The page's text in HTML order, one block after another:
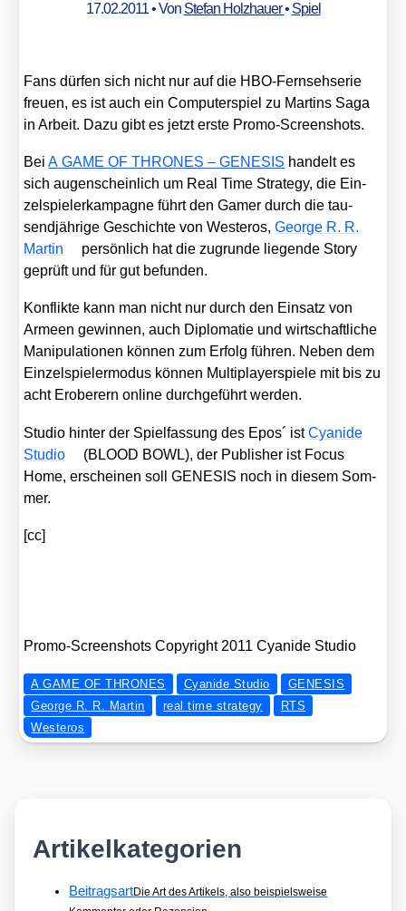
17.02.2011• Von Stefan Holzhauer• Spiel
Fans dür­fen sich nicht nur auf die HBO-Fern­seh­se­rie
freu­en, es ist auch ein Com­pu­ter­spiel zu Mar­tins Saga
in Arbeit. Dazu gibt es jetzt ers­te Pro­mo-Screen­shots.
BeiA GAME OF THRONES – GENESIS han­delt es
sich augen­schein­lich um Real Time Stra­tegy, die Ein­
zel­spie­ler­kam­pa­gne führt den Gamer durch die tau­
send­jäh­ri­ge Geschich­te von Wes­teros,Geor­ge R. R.
Mar­tin
per­sön­lich hat die zugrun­de lie­gen­de Sto­ry
geprüft und für gut befun­den.
Kon­flik­te kann man nicht nur durch den Ein­satz von
Armeen gewin­nen, auch Diplo­ma­tie und wirt­schaft­li­che
Mani­pu­la­tio­nen kön­nen zum Erfolg füh­ren. Neben dem
Ein­zel­spie­ler­mo­dus kön­nen Mul­ti­play­er­spie­le mit bis zu
acht Erobe­rern online durch­ge­führt wer­den.
Stu­dio hin­ter der Spiel­fas­sung des Epos´ istCya­ni­de
Stu­dio
(BLOOD BOWL), der Publisher ist Focus
Home, erschei­nen soll GENESIS noch in die­sem Som­
mer.
[cc]
Pro­mo-Screen­shots Copy­right 2011 Cya­ni­de Stu­dio
A GAME OF THRONES Cyanide Studio
GENESIS
George R. R. Martin
real time strategy
RTS
Westeros
Artikelkategorien
BeitragsartDie Art des Artikels, also beispielsweise